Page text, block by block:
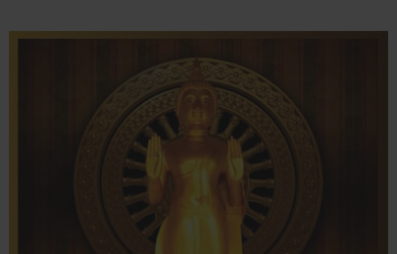
เข้าใจ แต่ได้พิจารณาเห็นว่าสรรพสัตว์ทั้งหลายมีอุปนิสัยแตกต่าง
กันกันไป เปรียบดังบัว 4 เหล่านั่นเอง
พระพุทธรูปปางห้ามสมุทร